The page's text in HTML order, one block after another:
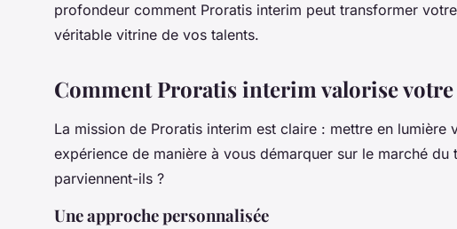
profondeur comment Proratis interim peut transformer
véritable vitrine de vos talents.
Comment Proratis interim valorise
La mission de Proratis interim est claire : mettre en lumière
expérience de manière à vous démarquer sur le marché
parviennent-ils ?
Une approche personnalisée